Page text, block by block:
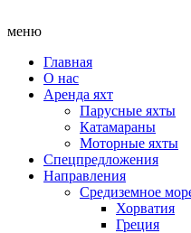
меню
Главная
О нас
Аренда яхт
Парусные яхты
Катамараны
Моторные яхты
Спецпредложения
Направления
Средиземное
Хорватия
Греция